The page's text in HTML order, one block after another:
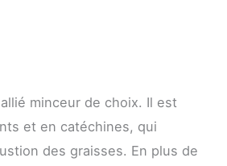
minceur de choix. Il est
et en catéchines, qui
des graisses. En plus de